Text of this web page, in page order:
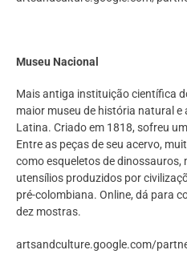
Museu Nacional
Mais antiga instituição científica
maior museu de história natural
Latina. Criado em 1818, sofreu
Entre as peças de seu acervo,
como esqueletos de dinossauros,
utensílios produzidos por
pré-colombiana. Online, dá para
dez mostras.
artsandculture.google.com/